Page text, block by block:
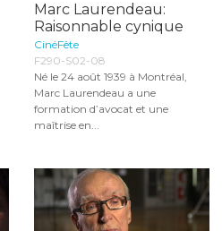
Marc Laurendeau:
Raisonnable cynique
CinéFête
F290-S02-08
Né le 24 août 1939 à Montréal,
Marc Laurendeau a une
formation d’avocat et une
maîtrise en...